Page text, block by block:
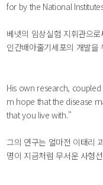
for by the National
베넷의 임상실험 지휘관으
인간배아줄기세포의 개발
His own research,
m hope that the disease
that you live with."
그의 연구는 얼마전 이태리
명이 지금처럼 무서운 사형